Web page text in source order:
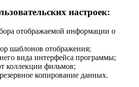
настроек:
отображаемой информации о
шаблонов отображения;
вида интерфейса программы;
коллекции фильмов;
копирование данных.